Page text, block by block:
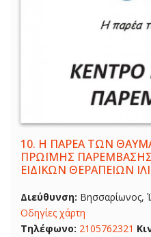
10. Η ΠΑΡΕΑ ΤΩΝ
ΠΡΩΪΜΗΣ
ΕΙΔΙΚΩΝ ΘΕΡΑΠΕΙΩΝ
Διεύθυνση: Βησσαρίωνος,
Οδηγίες χάρτη
Τηλέφωνο: 2105762321